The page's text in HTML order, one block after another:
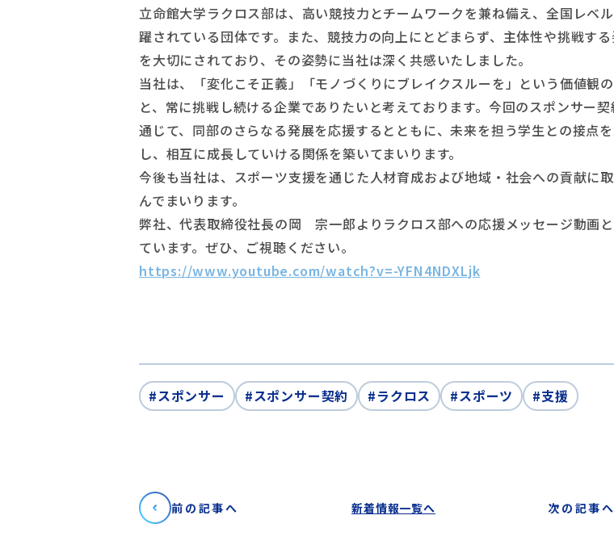
立命館大学ラクロス部は、高い競技力とチームワークを兼ね備え、全国レベ
躍されている団体です。また、競技力の向上にとどまらず、主体性や挑戦す
を大切にされており、その姿勢に当社は深く共感いたしました。
当社は、「変化こそ正義」「モノづくりにブレイクスルーを」という価値観
と、常に挑戦し続ける企業でありたいと考えております。今回のスポンサー契
通じて、同部のさらなる発展を応援するとともに、未来を担う学生との接点
し、相互に成長していける関係を築いてまいります。
今後も当社は、スポーツ支援を通じた人材育成および地域・社会への貢献に
んでまいります。
弊社、代表取締役社長の岡 宗一郎よりラクロス部への応援メッセージ動画
ています。ぜひ、ご視聴ください。
https://www.youtube.com/watch?v=-YFN4NDXLjk
#スポンサー #スポンサー契約 #ラクロス #スポーツ #支援
前の記事へ 新着情報一覧へ 次の記事へ